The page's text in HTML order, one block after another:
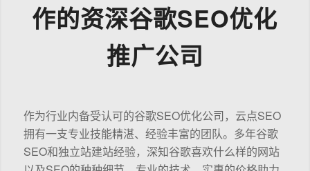
作的资深谷歌SEO优化
推广公司
作为行业内备受认可的谷歌SEO优化公司，云点SEO
拥有一支专业技能精湛、经验丰富的团队。多年谷歌
SEO和独立站建站经验，深知谷歌喜欢什么样的网站